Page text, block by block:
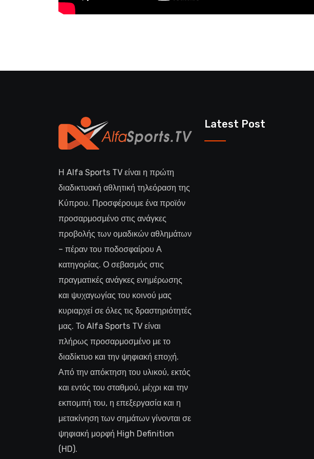
Η Alfa Sports TV είναι η πρώτη
διαδικτυακή αθλητική τηλεόραση της
Κύπρου. Προσφέρουμε ένα προϊόν
προσαρμοσμένο στις ανάγκες
προβολής των ομαδικών αθλημάτων
– πέραν του ποδοσφαίρου Α
κατηγορίας. Ο σεβασμός στις
πραγματικές ανάγκες ενημέρωσης
και ψυχαγωγίας του κοινού μας
κυριαρχεί σε όλες τις δραστηριότητές
μας. Το Alfa Sports TV είναι
πλήρως προσαρμοσμένο με το
διαδίκτυο και την ψηφιακή εποχή.
Από την απόκτηση του υλικού, εκτός
και εντός του σταθμού, μέχρι και την
εκπομπή του, η επεξεργασία και η
μετακίνηση των σημάτων γίνονται σε
ψηφιακή μορφή High Definition
(HD).
Latest Post